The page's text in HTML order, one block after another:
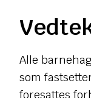
Alle
som
foresattes